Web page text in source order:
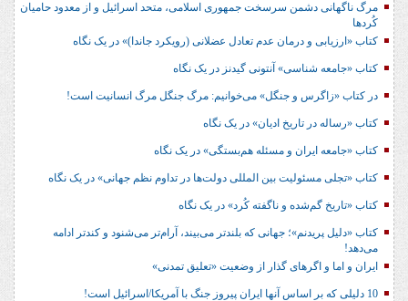
مرگ ناگهانی دشمن سرسخت جمهوری اسلامی، متحد اسرائیل و از معدود حامیان
کُردها
کتاب «ارزیابی و درمان عدم تعادل عضلانی (رویکرد جاندا)» در یک نگاه
کتاب «جامعه شناسی» آنتونی گیدنز در یک نگاه
در کتاب «زاگرس و جنگل» می‌خوانیم: مرگ جنگل مرگ انسانیت است!
کتاب «رساله در تاریخ ادیان» در یک نگاه
کتاب «جامعه ایران و مسئله هم‌بستگی» در یک نگاه
کتاب «تجلی مسئولیت بین المللی دولت‌ها در تداوم نظم جهانی» در یک نگاه
کتاب «تاریخ گم‌شده و ناگفته کُرد» در یک نگاه
کتاب «دلیل پریدنم»؛ جهانی که بلندتر می‌بیند، آرام‌تر می‌شنود و کندتر ادامه
می‌دهد!
ایران و اما و اگرهای گذار از وضعیت «تعلیق تمدنی»
10 دلیلی که بر اساس آنها ایران پیروز جنگ با آمریکا/اسرائیل است!